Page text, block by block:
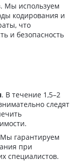
. Мы используем
кодирования и
что
и безопасность
. В течение 1,5–2
следят
гарантируем
при
специалистов.